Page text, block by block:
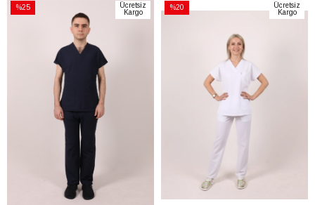
%25
Ücretsiz
Kargo
%20
Ücretsiz
Kargo